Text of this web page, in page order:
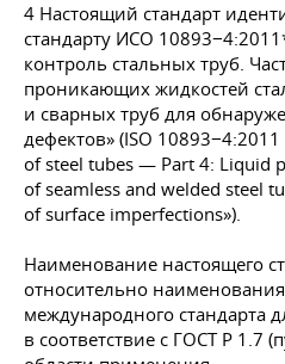
4 Настоящий стандарт
стандарту ИСО
контроль стальных труб.
проникающих жидкостей
и сварных труб для
дефектов» (ISO
of steel tubes — Part 4: Liquid
of seamless and welded steel
of surface imperfections»).
Наименование настоящего
относительно
международного стандарта
в соответствие с ГОСТ Р 1.7